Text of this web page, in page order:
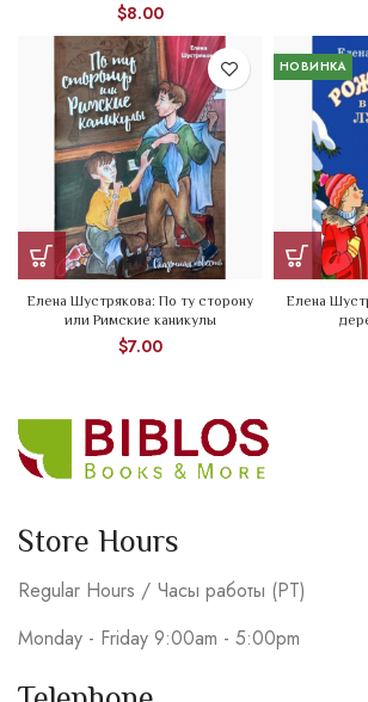
$8.00
Елена Шустрякова: По ту сторону
или Римские каникулы
$7.00
НОВИНКА
Елена
Store Hours
Regular Hours / Часы работы (PT)
Monday - Friday 9:00am - 5:00pm